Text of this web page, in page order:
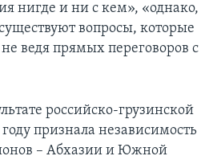
нигде и ни с кем», «однако,
вопросы, которые
ведя прямых переговоров с
российско-грузинской
признала независимость
– Абхазии и Южной